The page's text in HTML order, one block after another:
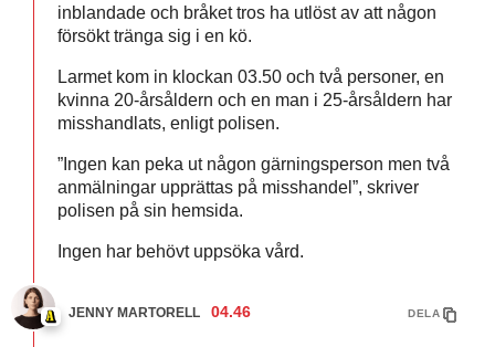
inblandade och bråket tros ha utlöst av att någon
försökt tränga sig i en kö.
Larmet kom in klockan 03.50 och två personer, en
kvinna 20-årsåldern och en man i 25-årsåldern har
misshandlats, enligt polisen.
”Ingen kan peka ut någon gärningsperson men två
anmälningar upprättas på misshandel”, skriver
polisen på sin hemsida.
Ingen har behövt uppsöka vård.
JENNY MARTORELL 04.46 DELA